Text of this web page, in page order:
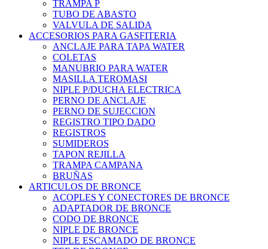
TRAMPA P
TUBO DE ABASTO
VALVULA DE SALIDA
ACCESORIOS PARA GASFITERIA
ANCLAJE PARA TAPA WATER
COLETAS
MANUBRIO PARA WATER
MASILLA TEROMASI
NIPLE P/DUCHA ELECTRICA
PERNO DE ANCLAJE
PERNO DE SUJECCION
REGISTRO TIPO DADO
REGISTROS
SUMIDEROS
TAPON REJILLA
TRAMPA CAMPANA
BRUÑAS
ARTICULOS DE BRONCE
ACOPLES Y CONECTORES DE BRONCE
ADAPTADOR DE BRONCE
CODO DE BRONCE
NIPLE DE BRONCE
NIPLE ESCAMADO DE BRONCE